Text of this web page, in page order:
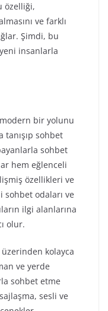
özelliği,
ve farklı
Şimdi, bu
insanlarla
bir yolunu
tanışıp sohbet
sohbet
hem eğlenceli
özellikleri ve
sohbet odaları ve
ilgi alanlarına
olur.
kolayca
ve yerde
sohbet etme
sesli ve